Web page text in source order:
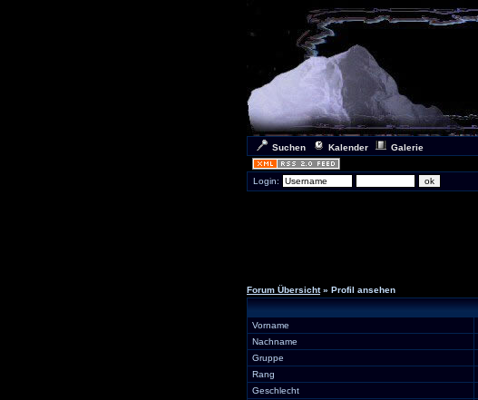
Suchen Kalender Galerie
Login:
Forum Übersicht» Profil ansehen
Vorname
Nachname
Gruppe
Rang
Geschlecht